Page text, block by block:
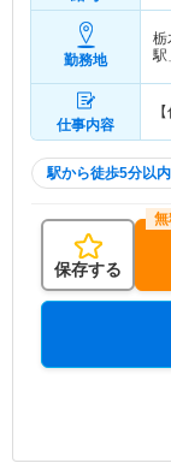
勤務地
栃
駅
仕事内容
駅から徒歩5分以内
保存する